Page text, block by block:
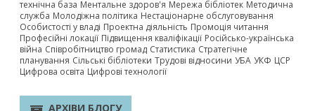
технічна база Ментальне здоров'я Мережа бібліотек Методична
служба Молодіжна політика Нестаціонарне обслуговування
Особистості у владі Проектна діяльність Промоція читання
Професійні локації Підвищення кваліфікації Російсько-українська
війна Співробітництво громад Статистика Стратегічне
планування Сільські бібліотеки Трудові відносини УБА УКФ ЦСР
Цифрова освіта Цифрові технології
АРХІВИ БЛОГУ